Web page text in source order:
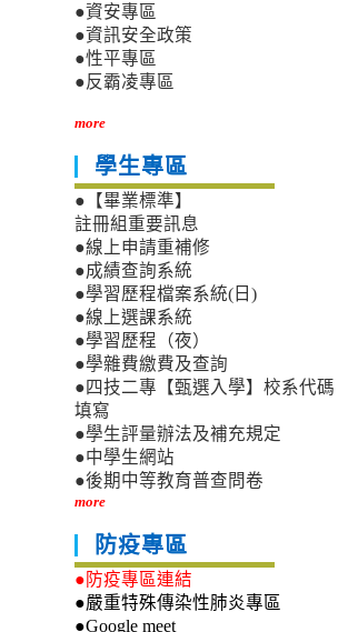
●資安專區
●資訊安全政策
●性平專區
●反霸凌專區
more
學生專區
●【畢業標準】
註冊組重要訊息
●線上申請重補修
●成績查詢系統
●學習歷程檔案系統(日)
●線上選課系統
●學習歷程（夜）
●學雜費繳費及查詢
●四技二專【甄選入學】校系代碼
填寫
●學生評量辦法及補充規定
●中學生網站
●後期中等教育普查問卷
more
防疫專區
●防疫專區連結
●嚴重特殊傳染性肺炎專區
●Google meet